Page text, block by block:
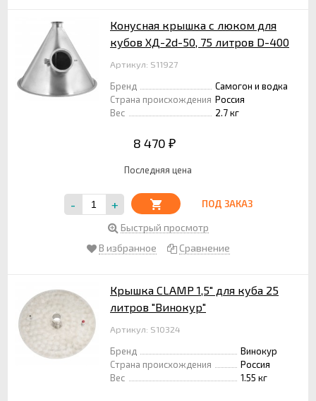
Конусная крышка с люком для
кубов ХД-2d-50, 75 литров D-400
Артикул: S11927
Бренд
Самогон и водка
Страна происхождения Россия
Вес
2.7 кг
8 470 ₽
Последняя цена
- + ПОД ЗАКАЗ
Быстрый просмотр
В избранное
Сравнение
Крышка CLAMP 1,5" для куба 25
литров "Винокур"
Артикул: S10324
Бренд
Винокур
Страна происхождения
Россия
Вес
1.55 кг